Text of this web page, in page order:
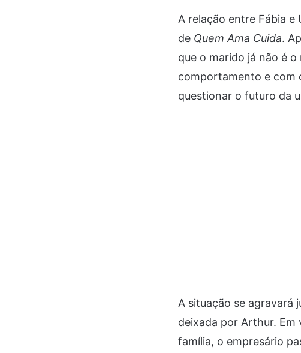
A relação entre Fábia
de Quem Ama Cuida.
que o marido já não é
comportamento e com
questionar o futuro da
A situação se agravará
deixada por Arthur.
família, o empresário